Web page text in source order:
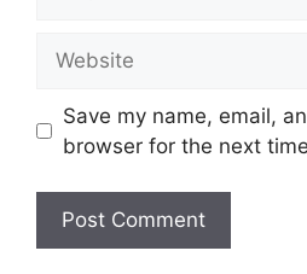
Save my name, email,
browser for the next